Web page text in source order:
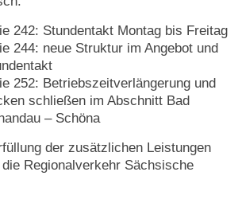
242: Stundentakt Montag bis Freitag
244: neue Struktur im Angebot und
252: Betriebszeitverlängerung und
schließen im Abschnitt Bad
– Schöna
der zusätzlichen Leistungen
Regionalverkehr Sächsische